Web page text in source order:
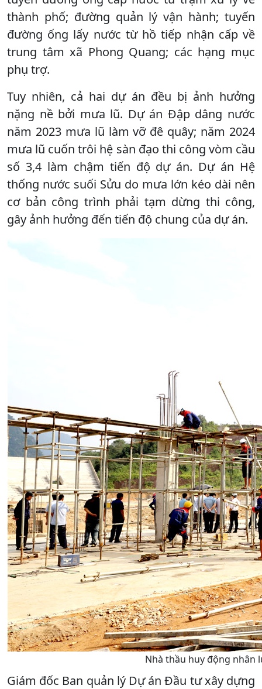
thành phố; đường quản lý vận hành; tuyến
đường ống lấy nước từ hồ tiếp nhận cấp về
trung tâm xã Phong Quang; các hạng mục
phụ trợ.
Tuy nhiên, cả hai dự án đều bị ảnh hưởng
nặng nề bởi mưa lũ. Dự án Đập dâng nước
năm 2023 mưa lũ làm vỡ đê quây; năm 2024
mưa lũ cuốn trôi hệ sàn đạo thi công vòm cầu
số 3,4 làm chậm tiến độ dự án. Dự án Hệ
thống nước suối Sửu do mưa lớn kéo dài nên
cơ bản công trình phải tạm dừng thi công,
gây ảnh hưởng đến tiến độ chung của dự án.
Nhà thầu huy động nhân
Giám đốc Ban quản lý Dự án Đầu tư xây dựng